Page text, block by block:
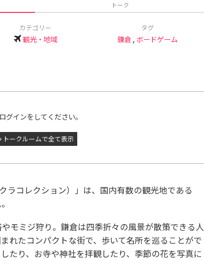
トーク
カテゴリー
観光・地域
タグ
鎌倉, ボードゲーム
グインをしてください。
トークルームで全て表示
ラコレクション）」は、国内有数の観光地である
モミジ狩り。 鎌倉は四季折々の風景が散策できる人
れたコンパクトな街で、歩いて名所を巡ることがで
たり、お寺や神社を拝観したり、季節の花を写真に